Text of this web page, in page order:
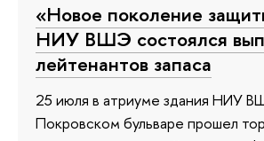
«Новое поколение
НИУ ВШЭ состоялся
лейтенантов запаса
25 июля в атриуме здания НИУ
Покровском бульваре прошел